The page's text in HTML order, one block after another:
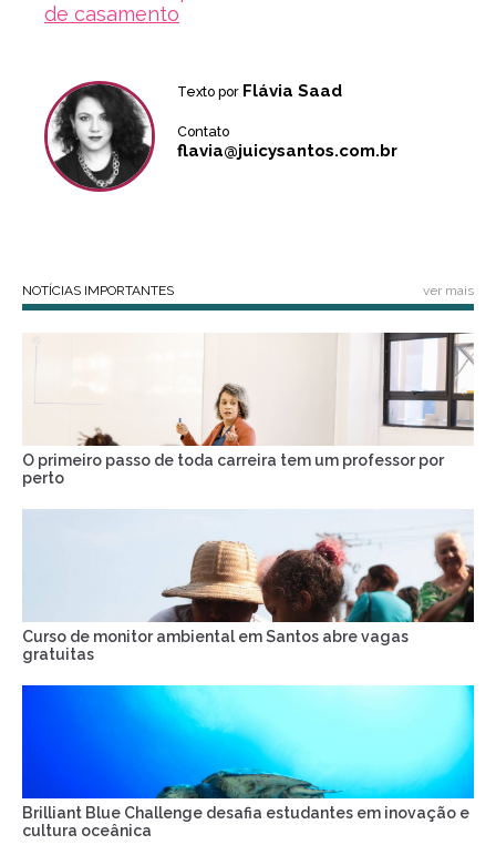
de casamento
Texto por Flávia Saad
Contato
flavia@juicysantos.com.br
NOTÍCIAS IMPORTANTES ver mais
O primeiro passo de toda carreira tem um professor por
perto
Curso de monitor ambiental em Santos abre vagas
gratuitas
Brilliant Blue Challenge desafia estudantes em inovação e
cultura oceânica